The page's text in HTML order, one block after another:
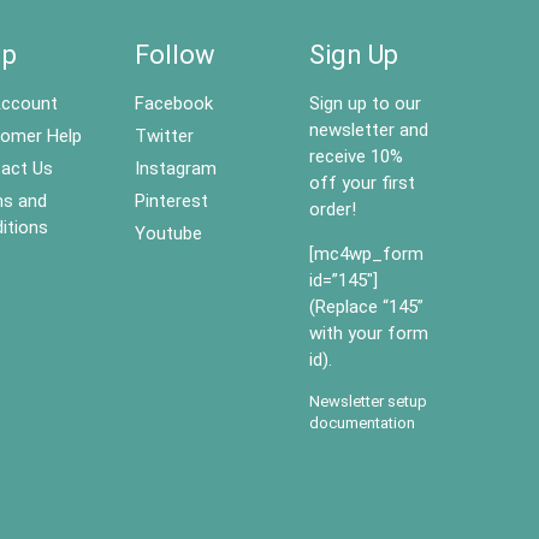
Help
Us
and
Follow
Facebook
Twitter
Instagram
Pinterest
Youtube
Sign Up
Sign up to our
newsletter and
receive 10%
off your first
order!
[mc4wp_form
id=”145″]
(Replace “145”
with your form
id).
Newsletter setup
documentation